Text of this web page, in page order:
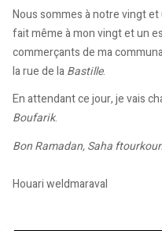
Nous sommes à notre vingt
fait même à mon vingt et un
commerçants de ma
la rue de laBastille.
En attendant ce jour, je vais
Boufarik.
Bon Ramadan, Saha
Houari weldmaraval